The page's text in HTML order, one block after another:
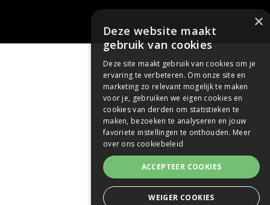
×
Deze website maakt
gebruik van cookies
Deze site maakt gebruik van cookies om je
ervaring te verbeteren. Om onze site en
marketing zo relevant mogelijk te maken
voor je, gebruiken we eigen cookies en
cookies van derden om statistieken te
maken, bezoeken te analyseren en jouw
favoriete instellingen te onthouden. Meer
over ons cookiebeleid
ACCEPTEER COOKIES
WEIGER COOKIES